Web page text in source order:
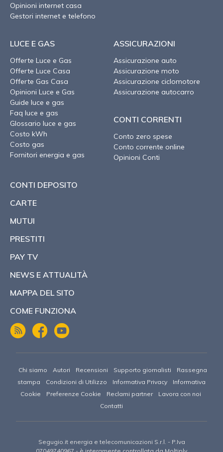
Opinioni internet casa
Gestori internet e telefono
LUCE E GAS
Offerte Luce e Gas
Offerte Luce Casa
Offerte Gas Casa
Opinioni Luce e Gas
Guide luce e gas
Faq luce e gas
Glossario luce e gas
Costo kWh
Costo gas
Fornitori energia e gas
ASSICURAZIONI
Assicurazione auto
Assicurazione moto
Assicurazione ciclomotore
Assicurazione autocarro
CONTI CORRENTI
Conto zero spese
Conto corrente online
Opinioni Conti
CONTI DEPOSITO
CARTE
MUTUI
PRESTITI
PAY TV
NEWS E ATTUALITÀ
MAPPA DEL SITO
COME FUNZIONA
Chi siamo Autori Recensioni Supporto giornalisti
Rassegna
stampa
Condizioni di Utilizzo Informativa Privacy
Informativa
Cookie
Preferenze Cookie Reclami partner
Lavora con noi
Contatti
Segugio.it energia e telecomunicazioni S.r.l. - P.Iva